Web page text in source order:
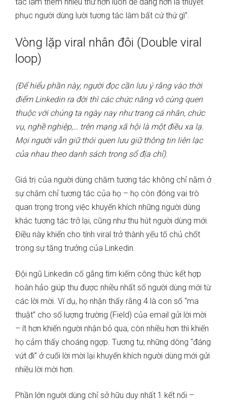
phục người dùng lười tương tác làm bất cứ thứ gì”.
Vòng lặp viral nhân đôi (Double viral
loop)
(Để hiểu phần này, người đọc cần lưu ý rằng vào thời
điểm Linkedin ra đời thì các chức năng vô cùng quen
thuộc với chúng ta ngày nay như trang cá nhân, chức
vụ, nghề nghiệp,… trên mạng xã hội là một điều xa lạ.
Mọi người vẫn giữ thói quen lưu giữ thông tin liên lạc
của nhau theo danh sách trong sổ địa chỉ).
Giá trị của người dùng chăm tương tác không chỉ nằm ở
sự chăm chỉ tương tác của họ – họ còn đóng vai trò
quan trọng trong việc khuyến khích những người dùng
khác tương tác trở lại, cũng như thu hút người dùng mới.
Điều này khiến cho tính viral trở thành yếu tố chủ chốt
trong sự tăng trưởng của Linkedin.
Đội ngũ Linkedin cố gắng tìm kiếm công thức kết hợp
hoàn hảo giúp thu được nhiều nhất số người dùng mới từ
các lời mời. Ví dụ, họ nhận thấy rằng 4 là con số “ma
thuật” cho số lượng trường (Field) của email gửi lời mời
– ít hơn khiến người nhận bỏ qua, còn nhiều hơn thì khiến
họ cảm thấy choáng ngợp. Tương tự, những dòng “đáng
vứt đi” ở cuối lời mời lại khuyến khích người dùng mới gửi
nhiều lời mời hơn.
Phần lớn người dùng chỉ sở hữu duy nhất 1 kết nối –